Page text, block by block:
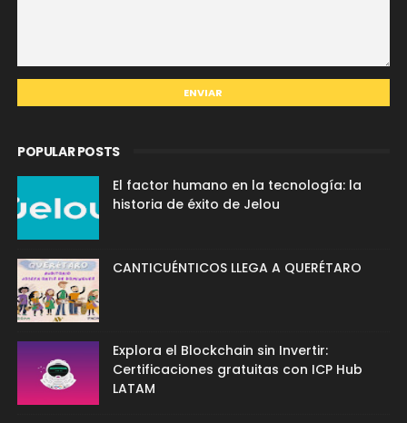
POPULAR POSTS
El factor humano en la tecnología: la
historia de éxito de Jelou
CANTICUÉNTICOS LLEGA A QUERÉTARO
Explora el Blockchain sin Invertir:
Certificaciones gratuitas con ICP Hub
LATAM